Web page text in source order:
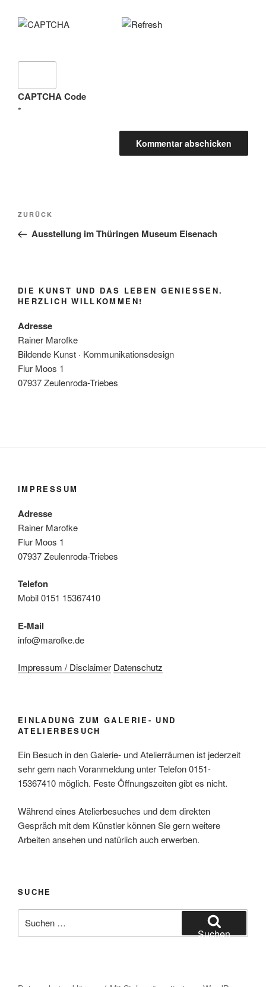
CAPTCHA Code
*
Beitragsnavigation
Vorheriger
Beitrag
ZURÜCK
Ausstellung im Thüringen Museum Eisenach
DIE KUNST UND DAS LEBEN GENIESSEN. H
ERZLICH WILLKOMMEN!
Adresse
Rainer Marofke
Bildende Kunst · Kommunikationsdesign
Flur Moos 1
07937 Zeulenroda-Triebes
IMPRESSUM
Adresse
Rainer Marofke
Flur Moos 1
07937 Zeulenroda-Triebes
Telefon
Mobil 0151 15367410
E-Mail
info@marofke.de
Impressum / Disclaimer Datenschutz
EINLADUNG ZUM GALERIE- UND
ATELIERBESUCH
Ein Besuch in den Galerie- und Atelierräumen ist jederzeit
sehr gern nach Voranmeldung unter Telefon 0151-
15367410 möglich. Feste Öffnungszeiten gibt es nicht.
Während eines Atelierbesuches und dem direkten
Gespräch mit dem Künstler können Sie gern weitere
Arbeiten ansehen und natürlich auch erwerben.
SUCHE
nach:
Suchen